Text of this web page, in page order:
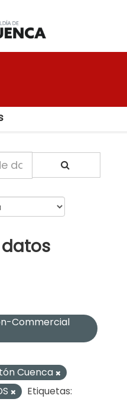
datos
Commercial
Cuenca
Etiquetas: